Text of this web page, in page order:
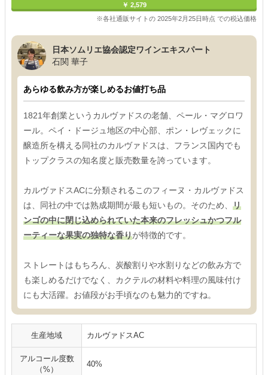
￥ 2,579
※各社通販サイトの 2025年2月25日時点 での税込価格
日本ソムリエ協会認定ワインエキスパート
石関 華子
あらゆる飲み方が楽しめるお値打ち品
1821年創業というカルヴァドスの老舗、ペール・マグロワ
ール。ペイ・ドージュ地区の中心部、ポン・レヴェックに
醸造所を構える同社のカルヴァドスは、フランス国内でも
トップクラスの知名度と販売数量を誇っています。
カルヴァドスACに分類されるこのフィーヌ・カルヴァドス
は、同社の中では熟成期間が最も短いもの。そのため、 リ
ンゴの中に閉じ込められていた本来のフレッシュかつフル
ーティーな果実の独特な香りが特徴的です。
ストレートはもちろん、炭酸割りや水割りなどの飲み方で
も楽しめるだけでなく、カクテルの材料や料理の風味付け
にも大活躍。お値段がお手頃なのも魅力的ですね。
生産地域 カルヴァドスAC
アルコール度数
（%）
40%